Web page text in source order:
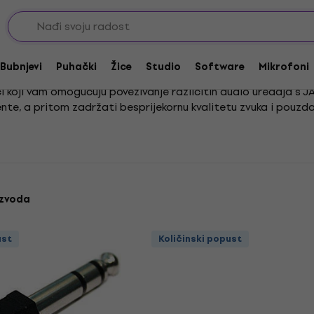
Bubnjevi Puhački Žice Studio Software Mikrofoni
vam omogućuju povezivanje različitih audio uređaja s
a pritom zadržati besprijekornu kvalitetu zvuka i
Količinski popust